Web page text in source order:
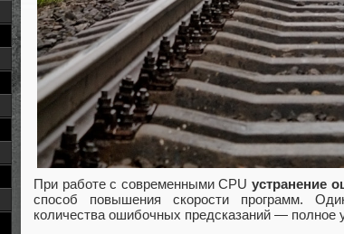
При работе с современными CPU устранение
способ повышения скорости программ.
количества ошибочных предсказаний — полное